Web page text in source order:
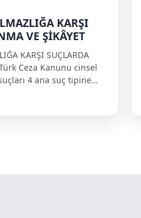
KARŞI
VE ŞİKÂYET
KARŞI SUÇLARDA
Ceza Kanunu cinsel
4 ana suç tipine
Cinsel saldırı ➢
➢ Reşit olmayanla